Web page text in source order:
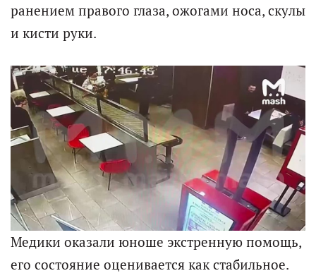
ранением правого глаза, ожогами носа, скулы
и кисти руки.​
Медики оказали юноше экстренную помощь,
его состояние оценивается как стабильное.